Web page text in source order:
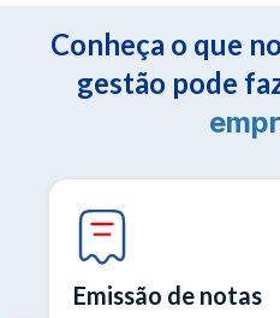
Conheça o que
gestão pode
Emissão de notas